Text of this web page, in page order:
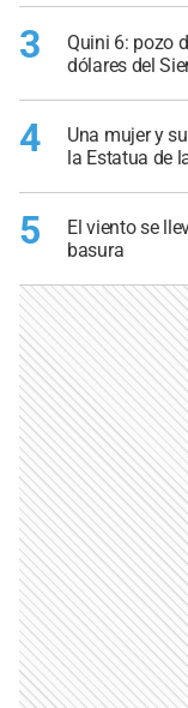
3
Quini 6: pozo
dólares del
4
Una mujer y
la Estatua de
5
El viento se
basura